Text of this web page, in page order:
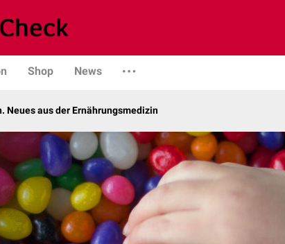
Shop News
Neues aus der Ernährungsmedizin